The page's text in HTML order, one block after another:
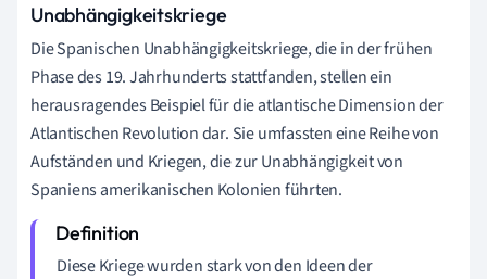
Unabhängigkeitskriege
Die Spanischen Unabhängigkeitskriege, die in der frühen
Phase des 19. Jahrhunderts stattfanden, stellen ein
herausragendes Beispiel für die atlantische Dimension der
Atlantischen Revolution dar. Sie umfassten eine Reihe von
Aufständen und Kriegen, die zur Unabhängigkeit von
Spaniens amerikanischen Kolonien führten.
Diese Kriege wurden stark von den Ideen der